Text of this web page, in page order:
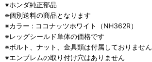
※ホンダ純正部品
※個別送料の商品となります
※カラー : ココナッツホワイト（NH362R）
※レッグシールド単体の価格です
※ボルト、ナット、金具類は付属しておりません
※エンブレムの取り付け穴はありません